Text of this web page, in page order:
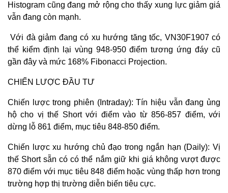
Histogram cũng đang mở rộng cho thấy xung lực giảm giá
vẫn đang còn mạnh.
Với đà giảm đang có xu hướng tăng tốc, VN30F1907 có
thể kiểm định lại vùng 948-950 điểm tương ứng đáy cũ
gần đây và mức 168% Fibonacci Projection.
CHIẾN LƯỢC ĐẦU TƯ
Chiến lược trong phiên (Intraday): Tín hiệu vẫn đang ủng
hộ cho vị thế Short với điểm vào từ 856-857 điểm, với
dừng lỗ 861 điểm, mục tiêu 848-850 điểm.
Chiến lược xu hướng chủ đạo trong ngắn hạn (Daily): Vị
thế Short sẵn có có thể nắm giữ khi giá không vượt được
870 điểm với mục tiêu 848 điểm hoặc vùng thấp hơn trong
trường hợp thị trường diễn biến tiêu cực.